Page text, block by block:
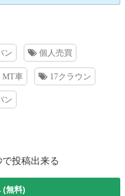
ン 個人売買
MT車 17クラウン
ン
投稿出来る
(無料)